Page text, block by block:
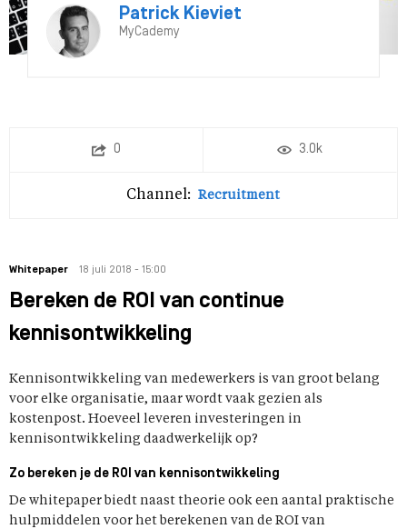
Patrick Kieviet
MyCademy
0 3.0k
Channel: Recruitment
Whitepaper 18 juli 2018 - 15:00
Bereken de ROI van continue
kennisontwikkeling
Kennisontwikkeling van medewerkers is van groot belang
voor elke organisatie, maar wordt vaak gezien als
kostenpost. Hoeveel leveren investeringen in
kennisontwikkeling daadwerkelijk op?
Zo bereken je de ROI van kennisontwikkeling
De whitepaper biedt naast theorie ook een aantal praktische
hulpmiddelen voor het berekenen van de ROI van